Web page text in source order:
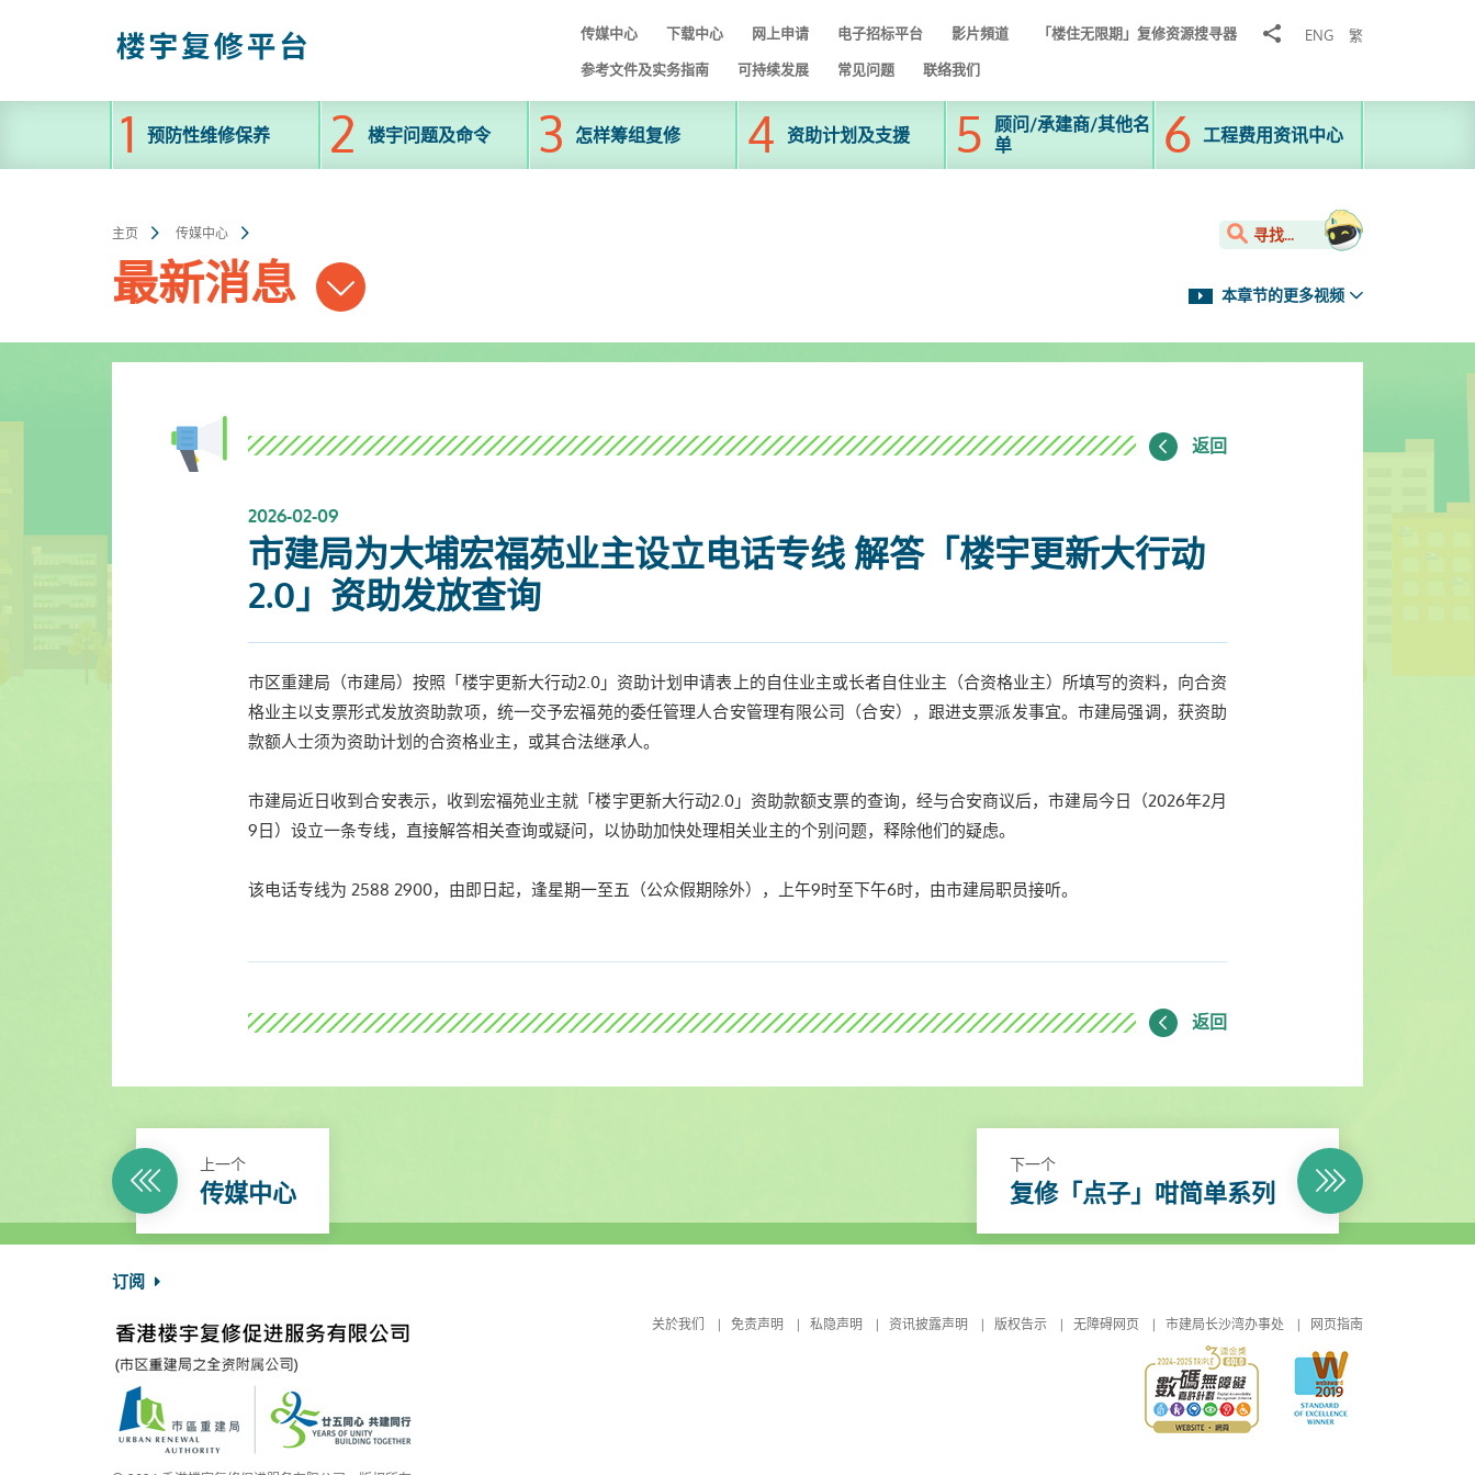
容
传媒中心 下载中心 网上申请 电子招标平台 影片頻道 「楼住无限期」复修资源搜寻器
分
ENG 繁
参考文件及实务指南 可持续发展 常见问题 联络我们
预防性维修保养 楼宇问题及命令 怎样筹组复修 资助计划及支援
顾问/承建商/其他名
单
工程费用资讯中心
主页 传媒中心
最新消息
寻找...
本章节的更多视频
返回
2026-02-09
市建局为大埔宏福苑业主设立电话专线 解答「楼宇更新大行动
2.0」资助发放查询
市区重建局（市建局）按照「楼宇更新大行动2.0」资助计划申请表上的自住业主或长者自住业主（合资格业主）所填写的资料，向合资
格业主以支票形式发放资助款项，统一交予宏福苑的委任管理人合安管理有限公司（合安），跟进支票派发事宜。市建局强调，获资助
款额人士须为资助计划的合资格业主，或其合法继承人。
市建局近日收到合安表示，收到宏福苑业主就「楼宇更新大行动2.0」资助款额支票的查询，经与合安商议后，市建局今日（2026年2月
9日）设立一条专线，直接解答相关查询或疑问，以协助加快处理相关业主的个别问题，释除他们的疑虑。
该电话专线为 2588 2900，由即日起，逢星期一至五（公众假期除外），上午9时至下午6时，由市建局职员接听。
返回
上一个
传媒中心
下一个
复修「点子」咁简单系列
订阅
关於我们 免责声明 私隐声明 资讯披露声明 版权告示 无障碍网页 市建局长沙湾办事处 网页指南